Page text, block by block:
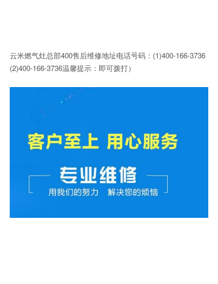
云米燃气灶总部400售后维修地址电话号码：(1)400-166-3736
(2)400-166-3736温馨提示：即可拨打）